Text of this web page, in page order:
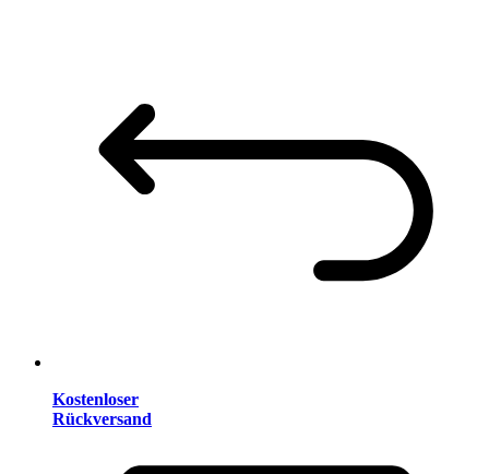
Kostenloser
Rückversand